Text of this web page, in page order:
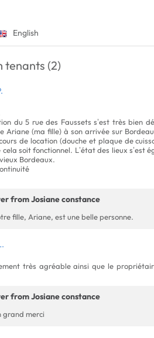
English
tenants (2)
du 5 rue des Faussets s’est très bien
Ariane (ma fille) à son arrivée sur
de location (douche et plaque de
cela soit fonctionnel. L’état des lieux
Bordeaux.
from Josiane constance
fille, Ariane, est une belle personne.
très agréable ainsi que le
from Josiane constance
grand merci